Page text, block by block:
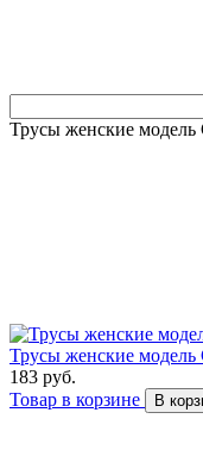
Трусы женские модель
Трусы женские модель
183 руб.
Товар в корзине
В